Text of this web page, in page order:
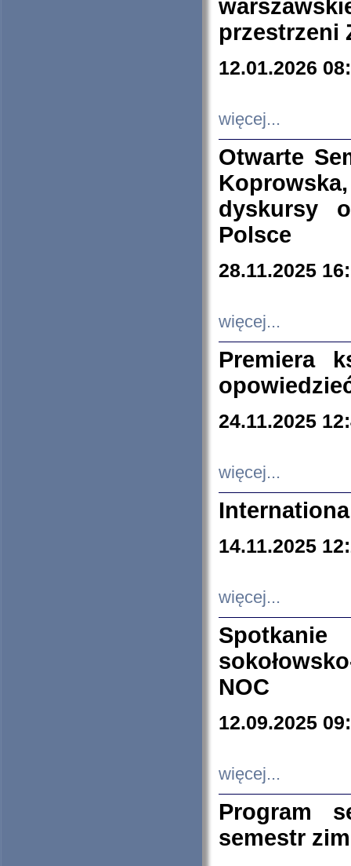
przestrzeni
12.01.2026
więcej...
Otwarte
dyskursy
Polsce
28.11.2025
więcej...
Premiera
24.11.2025
więcej...
14.11.2025
więcej...
NOC
12.09.2025
więcej...
Program
semestr